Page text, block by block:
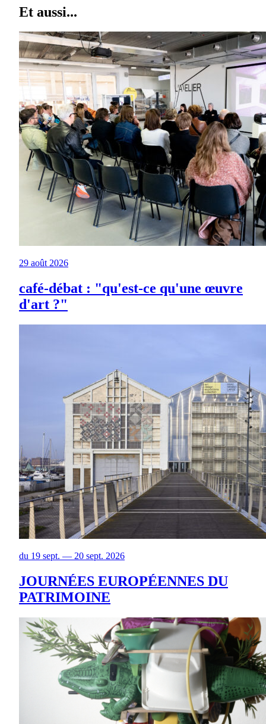
Et aussi...
29 août 2026
café-débat : "qu'est-ce qu'une œuvre
d'art ?"
du 19 sept. — 20 sept. 2026
JOURNÉES EUROPÉENNES DU
PATRIMOINE